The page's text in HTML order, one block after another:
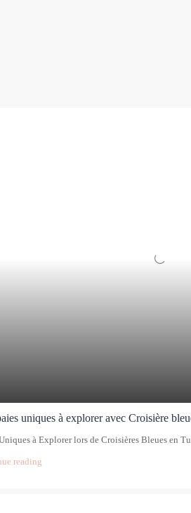
uniques à explorer avec Croisière
à Explorer lors de Croisières Bleues en
reading